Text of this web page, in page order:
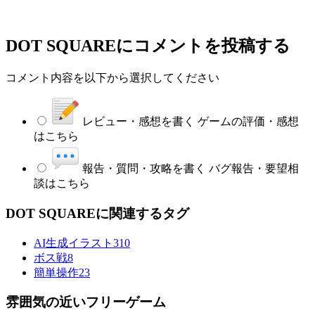
DOT SQUAREにコメントを投稿する
コメント内容を以下から選択してください
レビュー・感想を書く ゲームの評価・感想
はこちら
報告・質問・攻略を書く バグ報告・要望相
談はこちら
DOT SQUAREに関連するタグ
AI生成イラスト 310
ボス戦8
簡単操作23
雰囲気の近いフリーゲーム